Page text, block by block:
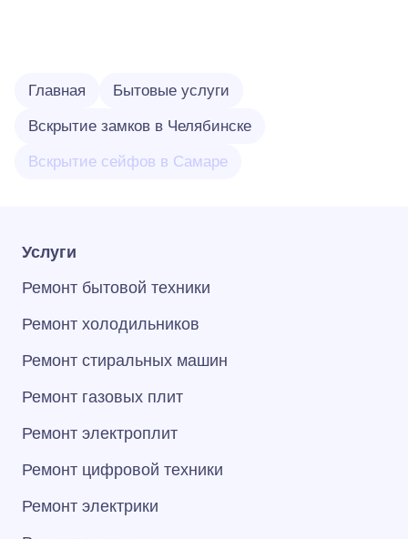
Главная Бытовые услуги
Вскрытие замков в Челябинске
Вскрытие сейфов в Самаре
Услуги
Ремонт бытовой техники
Ремонт холодильников
Ремонт стиральных машин
Ремонт газовых плит
Ремонт электроплит
Ремонт цифровой техники
Ремонт электрики